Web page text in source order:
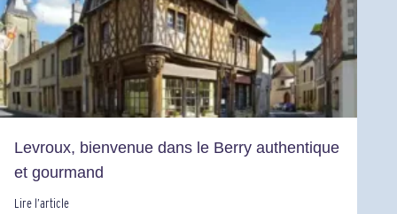
Levroux, bienvenue dans le Berry authentique
et gourmand
Lire l’article